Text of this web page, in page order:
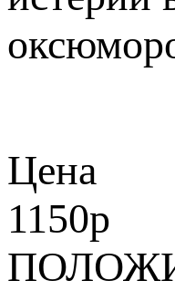
Цена
1150p